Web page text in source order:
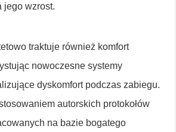
jego wzrost.
traktuje również komfort
nowoczesne systemy
dyskomfort podczas zabiegu.
autorskich protokołów
na bazie bogatego